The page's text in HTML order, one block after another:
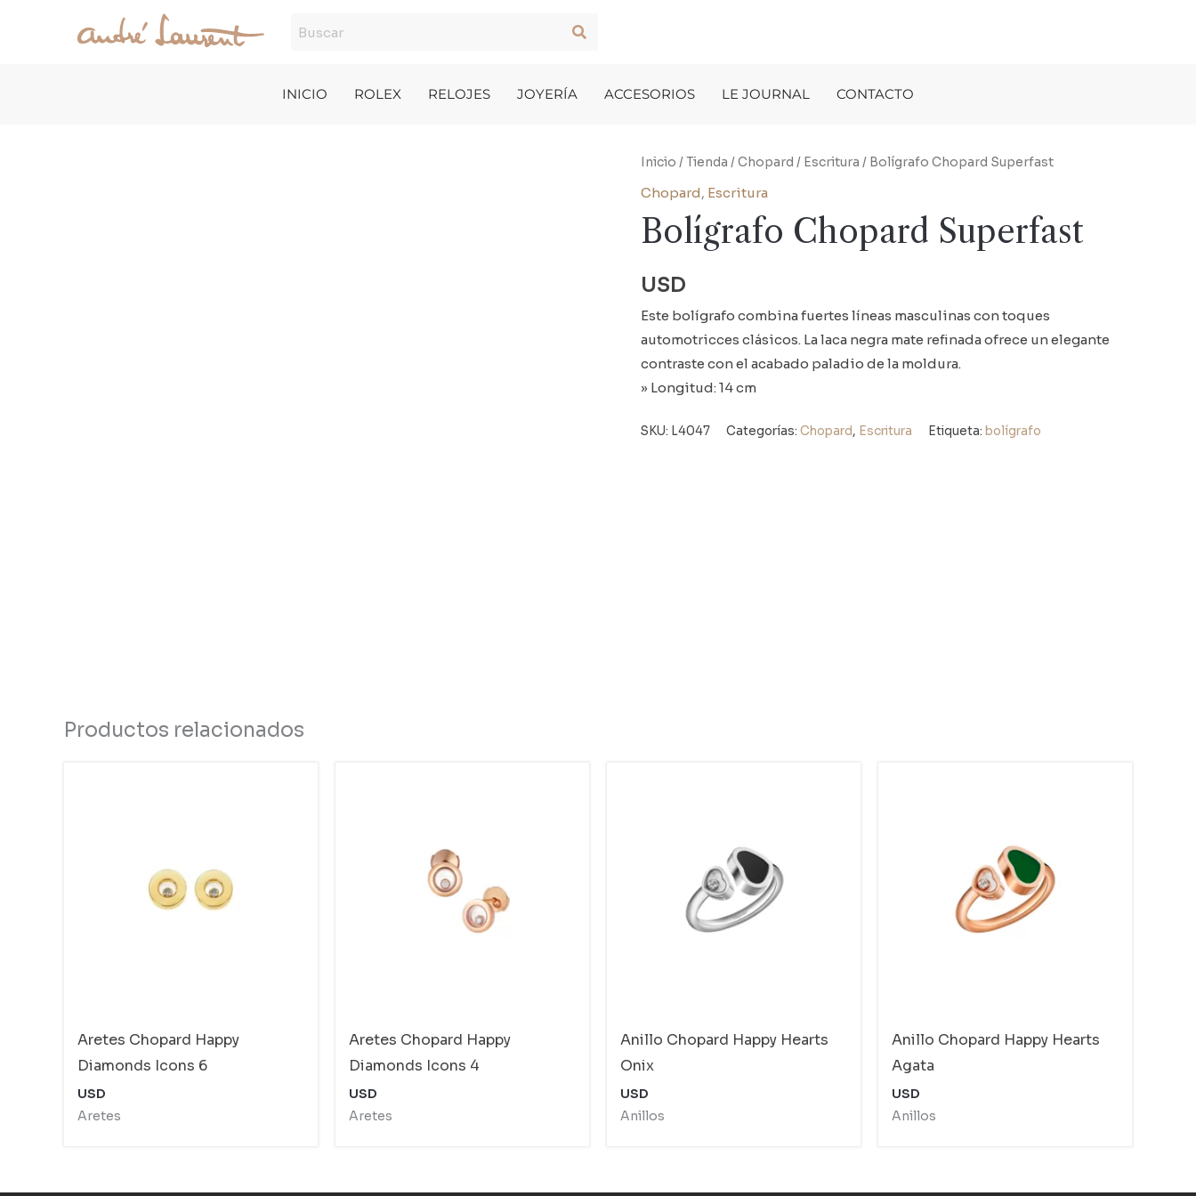
INICIO ROLEX RELOJES JOYERÍA ACCESORIOS LE JOURNAL CONTACTO
Inicio /Tienda /Chopard / Escritura / Bolígrafo Chopard Superfast
Chopard, Escritura
Bolígrafo Chopard Superfast
USD
Este bolígrafo combina fuertes líneas masculinas con toques
automotricces clásicos. La laca negra mate refinada ofrece un elegante
contraste con el acabado paladio de la moldura.
» Longitud: 14 cm
SKU: L4047 Categorías: Chopard, Escritura Etiqueta: bolígrafo
Productos relacionados
Aretes Chopard Happy
Diamonds Icons 6
USD
Aretes
Aretes Chopard Happy
Diamonds Icons 4
USD
Aretes
Anillo Chopard Happy Hearts
Onix
USD
Anillos
Anillo Chopard Happy Hearts
Agata
USD
Anillos